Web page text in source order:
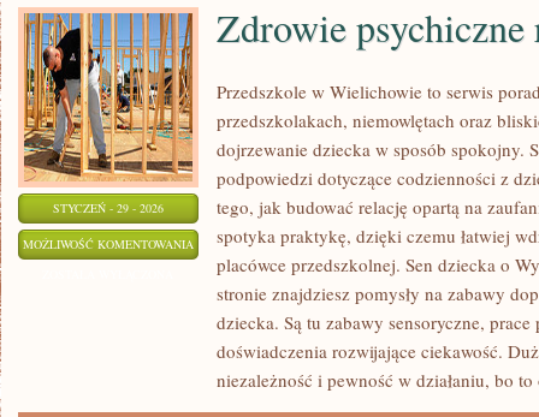
STYCZEŃ - 29 - 2026
MOŻLIWOŚĆ KOMENTOWANIA ZDROWIE
PSYCHICZNE
RODZICÓW
Zdrowie
Przedszkole w Wielichowie to serwis
przedszkolakach, niemowlętach oraz
dojrzewanie dziecka w sposób spokojny.
podpowiedzi dotyczące codzienności z
tego, jak budować relację opartą na
spotyka praktykę, dzięki czemu łatwiej
placówce przedszkolnej. Sen dziecka o
stronie znajdziesz pomysły na zabawy
dziecka. Są tu zabawy sensoryczne,
doświadczenia rozwijające ciekawość.
niezależność i pewność w działaniu, bo to